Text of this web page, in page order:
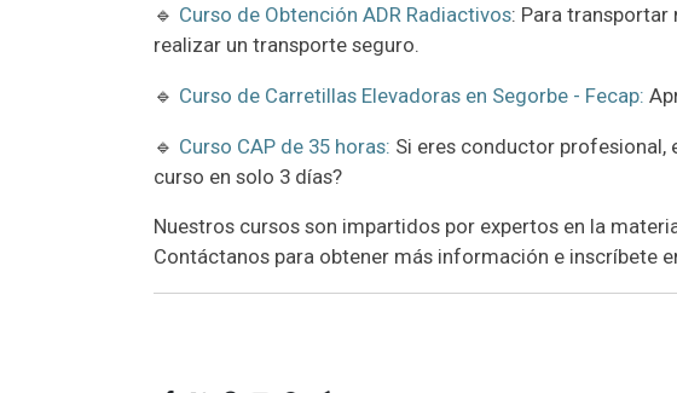
🔹 Curso de Obtención ADR Radiactivos: Para
realizar un transporte seguro.
🔹 Curso de Carretillas Elevadoras en Segorbe - Fecap:
🔹 Curso CAP de 35 horas: Si eres conductor profesional,
curso en solo 3 días?
Nuestros cursos son impartidos por expertos en la
Contáctanos para obtener más información e inscríbete